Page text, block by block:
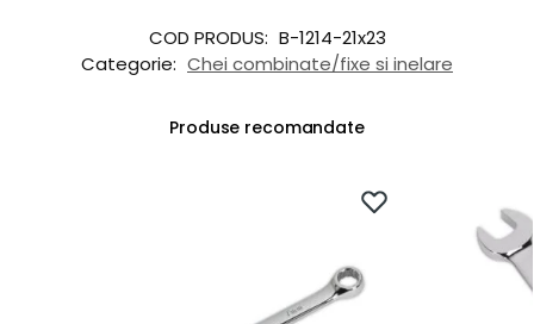
COD PRODUS: B-1214-21x23
Categorie: Chei combinate/fixe si inelare
Produse recomandate